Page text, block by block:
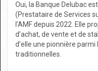
Oui, la Banque Delubac
(Prestataire de Services
l’AMF depuis 2022. Elle
d’achat, de vente et de
d’elle une pionnière
traditionnelles.